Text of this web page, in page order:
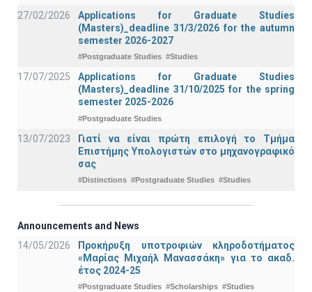
27/02/2026
Applications for Graduate Studies
(Masters)_deadline 31/3/2026 for the autumn
semester 2026-2027
#Postgraduate Studies #Studies
17/07/2025
Applications for Graduate Studies
(Masters)_deadline 31/10/2025 for the spring
semester 2025-2026
#Postgraduate Studies
13/07/2023
Γιατί να είναι πρώτη επιλογή το Τμήμα
Επιστήμης Υπολογιστών στο μηχανογραφικό
σας
#Distinctions #Postgraduate Studies #Studies
Announcements and News
14/05/2026
Προκήρυξη υποτροφιών κληροδοτήματος
«Μαρίας Μιχαήλ Μανασσάκη» για το ακαδ.
έτος 2024-25
#Postgraduate Studies #Scholarships #Studies